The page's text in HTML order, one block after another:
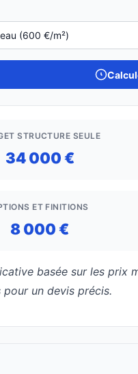
STRUCTURE SEULE
34 000 €
ET FINITIONS
8 000 €
basée sur les prix
un devis précis.